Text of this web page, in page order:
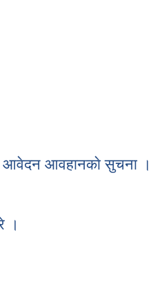
आवेदन आवहानकाे सुचना ।
।